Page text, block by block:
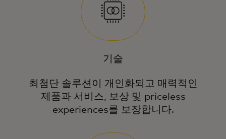
기술
최첨단 솔루션이 개인화되고 매력적인
제품과 서비스, 보상 및 priceless
experiences를 보장합니다.